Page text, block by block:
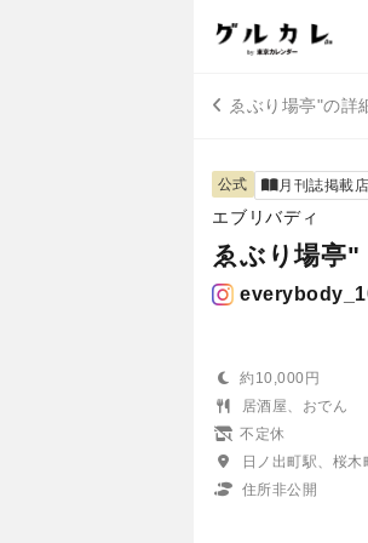
ゑぶり場亭"の詳
公式 月刊誌掲載店
エブリバディ
ゑぶり場亭"
約10,000円
居酒屋、おでん
不定休
日ノ出町駅、桜
住所非公開